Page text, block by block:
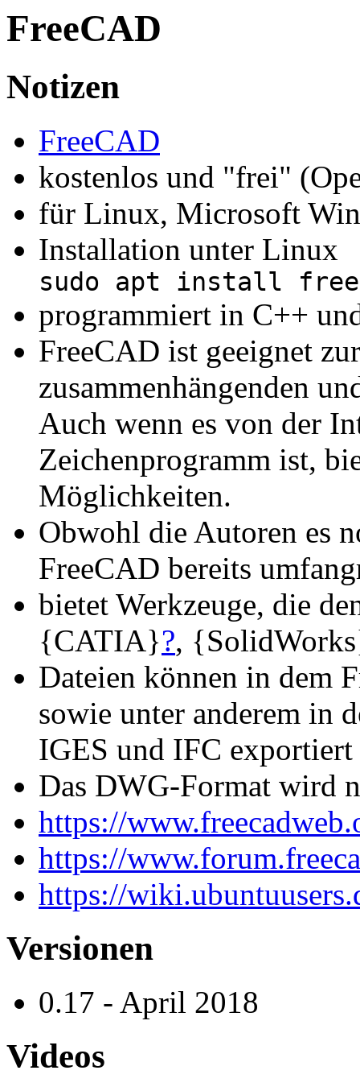
FreeCAD
Notizen
FreeCAD
kostenlos und "frei"
für Linux, Microsoft
Installation unter Linux
sudo apt install
programmiert in C++
FreeCAD ist geeignet
zusammenhängenden
Auch wenn es von der
Zeichenprogramm ist,
Möglichkeiten.
Obwohl die Autoren es
FreeCAD bereits
bietet Werkzeuge, die
{CATIA}?,
Dateien können in dem
sowie unter anderem in
IGES und IFC
Das DWG-Format wird
https://
https://
https://
Versionen
0.17 - April 2018
Videos